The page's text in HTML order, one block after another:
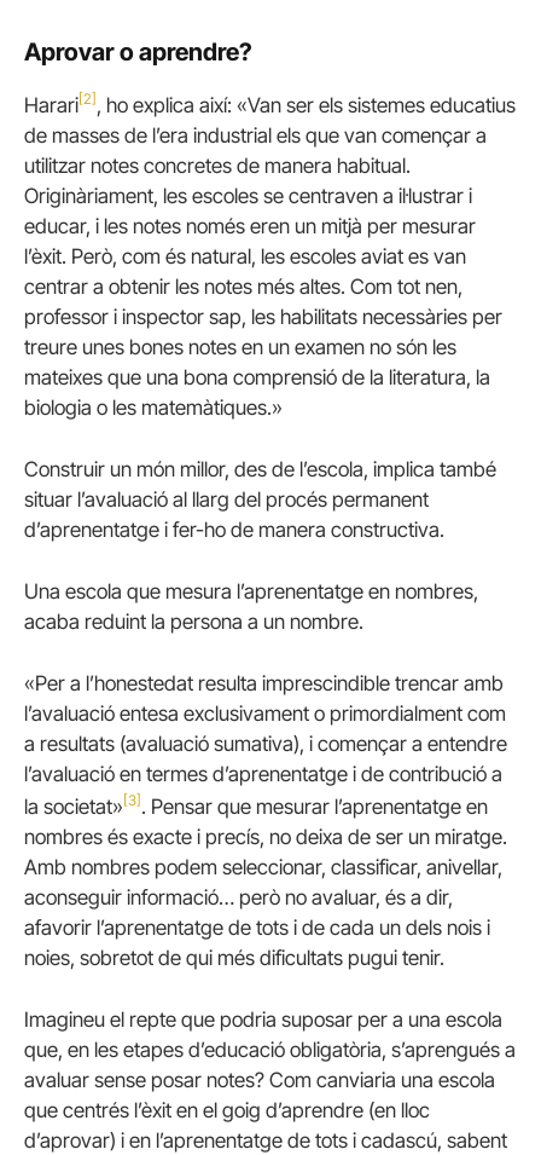
Aprovar o aprendre?
Harari[2] , ho explica així: «Van ser els sistemes educatius
de masses de l’era industrial els que van començar a
utilitzar notes concretes de manera habitual.
Originàriament, les escoles se centraven a il·lustrar i
educar, i les notes només eren un mitjà per mesurar
l’èxit. Però, com és natural, les escoles aviat es van
centrar a obtenir les notes més altes. Com tot nen,
professor i inspector sap, les habilitats necessàries per
treure unes bones notes en un examen no són les
mateixes que una bona comprensió de la literatura, la
biologia o les matemàtiques.»
Construir un món millor, des de l’escola, implica també
situar l’avaluació al llarg del procés permanent
d’aprenentatge i fer-ho de manera constructiva.
Una escola que mesura l’aprenentatge en nombres,
acaba reduint la persona a un nombre.
«Per a l’honestedat resulta imprescindible trencar amb
l’avaluació entesa exclusivament o primordialment com
a resultats (avaluació sumativa), i començar a entendre
l’avaluació en termes d’aprenentatge i de contribució a
la societat» [3] . Pensar que mesurar l’aprenentatge en
nombres és exacte i precís, no deixa de ser un miratge.
Amb nombres podem seleccionar, classificar, anivellar,
aconseguir informació… però no avaluar, és a dir,
afavorir l’aprenentatge de tots i de cada un dels nois i
noies, sobretot de qui més dificultats pugui tenir.
Imagineu el repte que podria suposar per a una escola
que, en les etapes d’educació obligatòria, s’aprengués a
avaluar sense posar notes? Com canviaria una escola
que centrés l’èxit en el goig d’aprendre (en lloc
d’aprovar) i en l’aprenentatge de tots i cadascú, sabent